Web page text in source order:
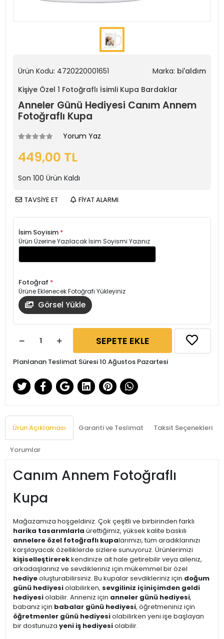
Ürün Kodu: 4720220001651 Marka: bi'aldım
Kişiye Özel 1 Fotoğraflı İsimli Kupa Bardaklar
Anneler Günü Hediyesi Canım Annem
Fotoğraflı Kupa
Yorum Yaz
449,00 TL
Son 100 Ürün Kaldı
TAVSİYE ET FİYAT ALARMI
İsim Soyisim *
Ürün Üzerine Yazılacak İsim Soyismi Yazınız
Fotoğraf *
Ürüne Eklenecek Fotoğrafı Yükleyiniz
Görsel Yükle
SEPETE EKLE
Planlanan Teslimat Süresi 10 Ağustos Pazartesi
Ürün Açıklaması Garanti ve Teslimat Taksit Seçenekleri
Yorumlar
Canım Annem Fotoğraflı
Kupa
Mağazamıza hoşgeldiniz. Çok çeşitli ve birbirinden farklı
harika tasarımlarla ürettiğimiz, yüksek kalite baskılı
annelere özel fotoğraflı kupalarımızı, tüm aradıklarınızı
karşılayacak özelliklerde sizlere sunuyoruz. Ürünlerimizi
kişiselleştirerekkendinize ait hale getirebilir veya aileniz,
arkadaşlarınız ve sevdikleriniz için mükemmel bir özel
hediyeoluşturabilirsiniz. Bu kupalar sevdikleriniz için doğum
günü hediyesiolabilirken, sevgiliniz içiniçimden geldi
hediyesiolabilir. Anneniz için anneler günü hediyesi,
babanız için babalar günü hediyesi, öğretmeniniz için
öğretmenler günü hediyesiolabilirken yeni işe başlayan
bir dostunuza yeni iş hediyesiolabilir.